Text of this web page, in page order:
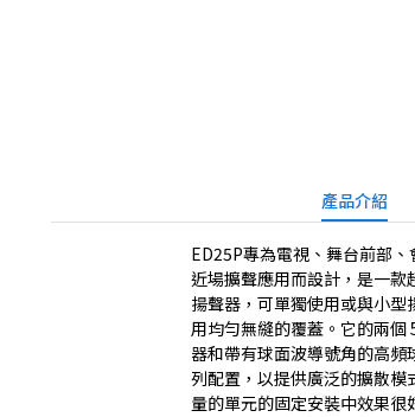
產品介紹
ED25P專為電視、舞台前部
近場擴聲應用而設計，是一款
揚聲器，可單獨使用或與小型
用均勻無縫的覆蓋。它的兩個
器和帶有球面波導號角的高頻
列配置，以提供廣泛的擴散模
量的單元的固定安裝中效果很